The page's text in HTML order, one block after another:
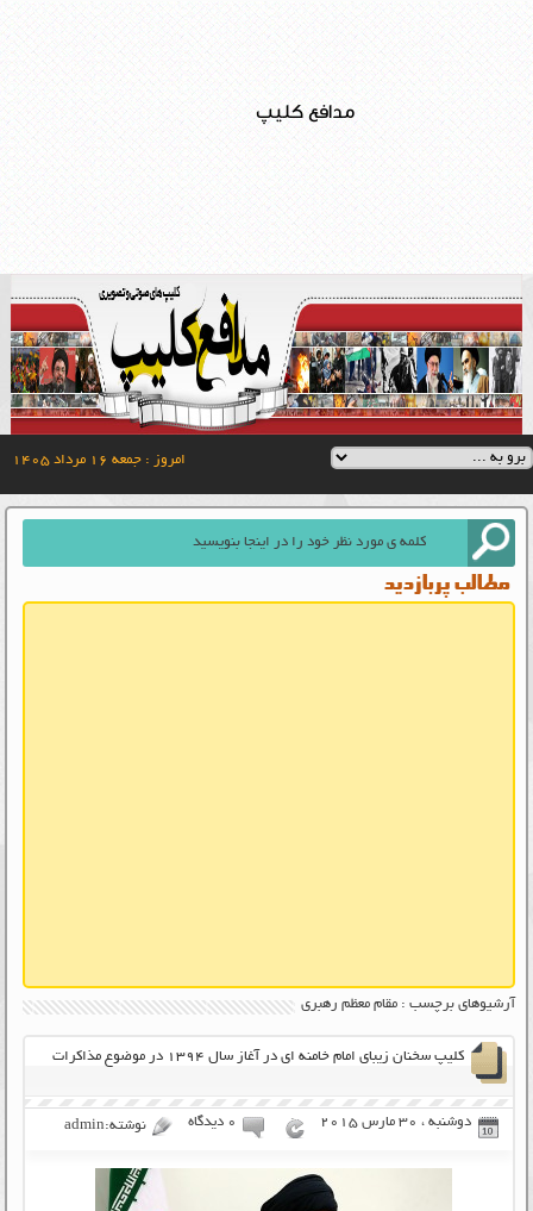
مدافع کلیپ
امروز : جمعه ۱۶ مرداد ۱۴۰۵
مطالب پربازدید
آرشیوهای برچسب : مقام معظم رهبری
کلیپ سخنان زیبای امام خامنه ای در آغاز سال ۱۳۹۴ در موضوع مذاکرات
دوشنبه ، 30 مارس 2015 ۰ دیدگاه نوشته:admin